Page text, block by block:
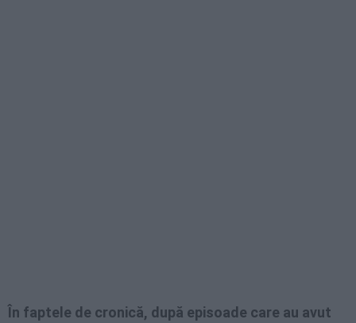
În faptele de cronică, după episoade care au avut